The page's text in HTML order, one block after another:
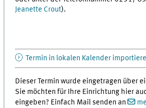
Jeanette Crout).
Termin in lokalen Kalender
Dieser Termin wurde eingetragen über
Sie möchten für Ihre Einrichtung hier
eingeben? Einfach Mail senden an